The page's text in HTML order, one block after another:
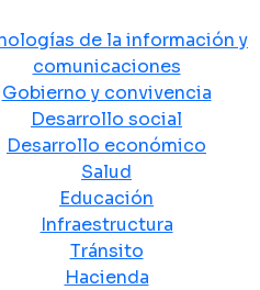
de la información y
comunicaciones
Gobierno y convivencia
Desarrollo social
Desarrollo económico
Salud
Educación
Infraestructura
Tránsito
Hacienda